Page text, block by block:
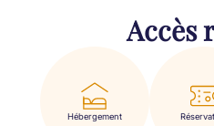
Accès
Hébergement